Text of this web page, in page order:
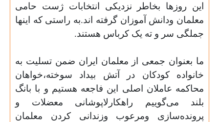
این روزها بخاطر نزدیکی انتخابات ژست حامی
معلمان ودانش آموزان گرفته اند.به راستی که اینها
جملگی سر و ته یک کرباس هستند.
ما بعنوان جمعی از معلمان ایران ضمن تسلیت به
خانواده کودکان در آتش بیداد سوخته،خواهان
محاکمه عاملان اصلی این فاجعه هستیم و با بانگ
بلند می‌گوییم راهکارلاپوشانی معضلات و
پرونده‌سازی ومرعوب وزندانی کردن معلمان